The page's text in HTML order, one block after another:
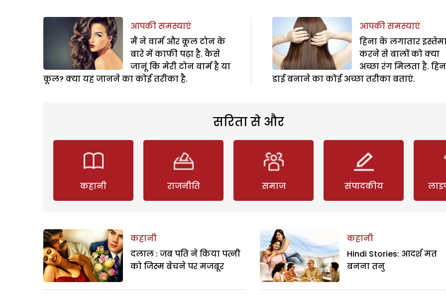
आपकी समस्याएं
मैं ने वार्म और कूल टोन के
बारे में काफी पढ़ा है. कैसे
जानूं कि मेरी टोन वार्म है या
कूल? क्या यह जानने का कोई तरीका है.
आपकी समस्याएं
हिना के लगातार
करने से बालों को क्या
अच्छा रंग मिलता है.
डाई बनाने का कोई अच्छा तरीका बताएं.
सरिता से और
कहानी राजनीति समाज संपादकीय
कहानी
दलाल : जब पति ने किया पत्नी
को जिस्म बेचने पर मजबूर
कहानी
Hindi Stories: आदर्श मत
बनना तनु